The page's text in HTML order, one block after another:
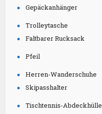
Gepäckanhänger
Trolleytasche
Faltbarer Rucksack
Pfeil
Herren-Wanderschuhe
Skipasshalter
Tischtennis-Abdeckhülle